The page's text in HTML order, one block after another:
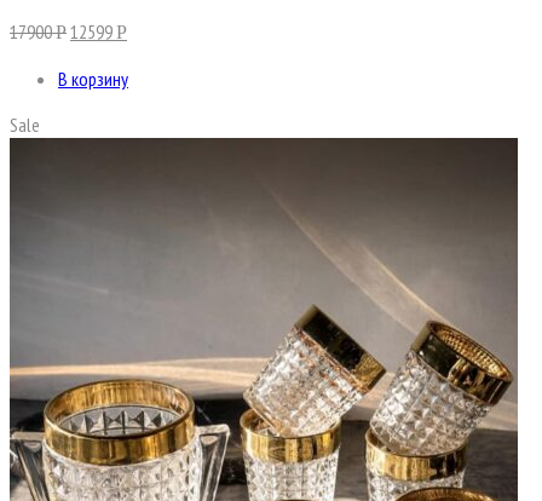
17900Р12599Р
В корзину
Sale